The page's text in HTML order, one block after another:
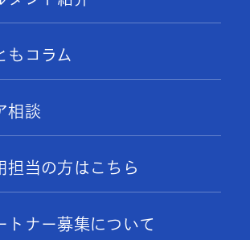
もコラム
相談
担当の方はこちら
トナー募集について